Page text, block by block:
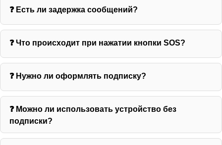
❓ Есть ли задержка сообщений?
❓ Что происходит при нажатии кнопки SOS?
❓ Нужно ли оформлять подписку?
❓ Можно ли использовать устройство без
подписки?